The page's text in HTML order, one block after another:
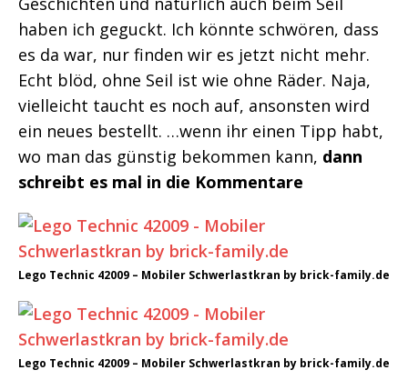
haben ich geguckt. Ich könnte schwören, dass
es da war, nur finden wir es jetzt nicht mehr.
Echt blöd, ohne Seil ist wie ohne Räder. Naja,
vielleicht taucht es noch auf, ansonsten wird
ein neues bestellt. …wenn ihr einen Tipp habt,
wo man das günstig bekommen kann, dann
schreibt es mal in die Kommentare
Lego Technic 42009 – Mobiler Schwerlastkran by brick-family.de
Lego Technic 42009 – Mobiler Schwerlastkran by brick-family.de